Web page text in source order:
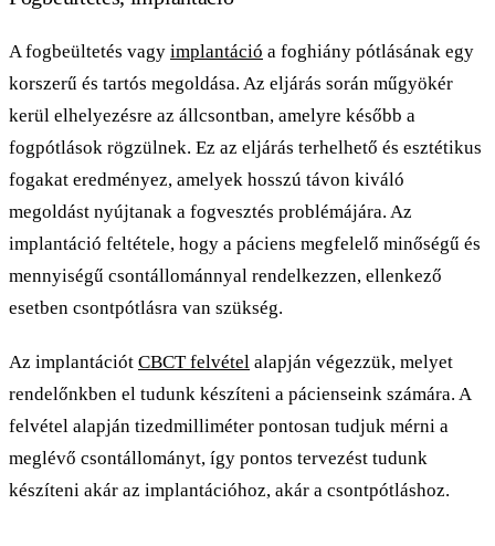
A fogbeültetés vagy implantáció a foghiány pótlásának egy
korszerű és tartós megoldása. Az eljárás során műgyökér
kerül elhelyezésre az állcsontban, amelyre később a
fogpótlások rögzülnek. Ez az eljárás terhelhető és esztétikus
fogakat eredményez, amelyek hosszú távon kiváló
megoldást nyújtanak a fogvesztés problémájára. Az
implantáció feltétele, hogy a páciens megfelelő minőségű és
mennyiségű csontállománnyal rendelkezzen, ellenkező
esetben csontpótlásra van szükség.
Az implantációt CBCT felvétel alapján végezzük, melyet
rendelőnkben el tudunk készíteni a pácienseink számára. A
felvétel alapján tizedmilliméter pontosan tudjuk mérni a
meglévő csontállományt, így pontos tervezést tudunk
készíteni akár az implantációhoz, akár a csontpótláshoz.